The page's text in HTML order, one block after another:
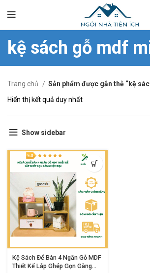
kệ sách gỗ mdf
Trang chủ
Sản phẩm được gắn thẻ “kệ
Hiển thị kết quả duy nhất
Show sidebar
Kệ Sách Để Bàn 4 Ngăn Gỗ MDF
Thiết Kế Lắp Ghép Gọn Gàng